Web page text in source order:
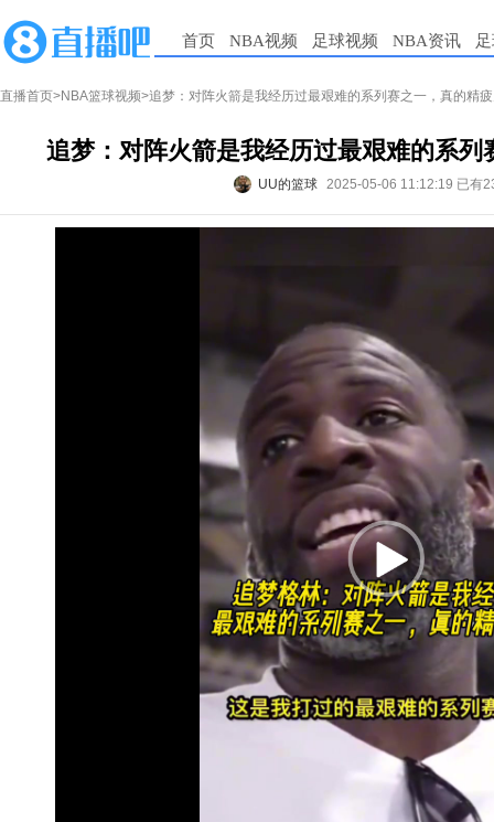
首页 NBA视频 足球视频 NBA资讯
直播首页>NBA篮球视频>追梦：对阵火箭是我经历过最艰难的系列赛之一，真的精
追梦：对阵火箭是我经历过最艰难的系列
UU的篮球 2025-05-06 11:12:19 已有